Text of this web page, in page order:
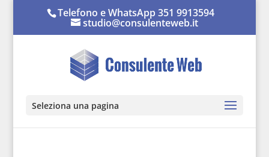
Telefono e WhatsApp 351 9913594
studio@consulenteweb.it
Seleziona una pagina